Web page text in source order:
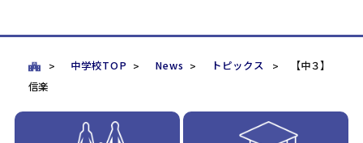
中学校TOP News トピックス
【中３】
信楽